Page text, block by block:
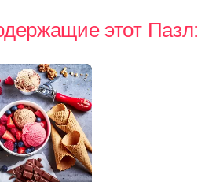
этот Пазл: